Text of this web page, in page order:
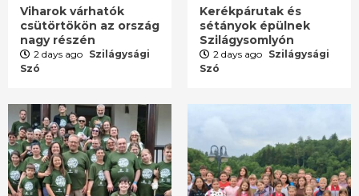
Viharok várhatók
csütörtökön az ország
nagy részén
2 days ago Szilágysági
Szó
Kerékpárutak és
sétányok épülnek
Szilágysomlyón
2 days ago Szilágysági
Szó